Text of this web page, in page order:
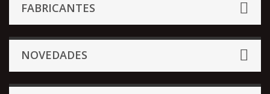
FABRICANTES
NOVEDADES